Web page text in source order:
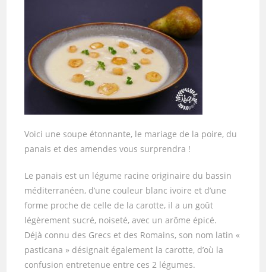
Voici une soupe étonnante, le mariage de la poire, du
panais et des amendes vous surprendra !
Le panais est un légume racine originaire du bassin
méditerranéen, d’une couleur blanc ivoire et d’une
forme proche de celle de la carotte, il a un goût
légèrement sucré, noiseté, avec un arôme épicé.
Déjà connu des Grecs et des Romains, son nom latin «
pasticana » désignait également la carotte, d’où la
confusion entretenue entre ces 2 légumes.